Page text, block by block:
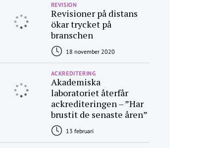
REVISION
Revisioner på distans
ökar trycket på
branschen
18 november 2020
ACKREDITERING
Akademiska
laboratoriet återfår
ackrediteringen – ”Har
brustit de senaste åren”
13 februari